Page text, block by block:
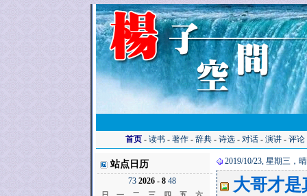
首页 - 读书 - 著作 - 辞典 - 诗选 - 对话 - 演讲 - 评论
站点日历
73 2026 - 8 48
2019/10/23, 星期三，
大哥才是